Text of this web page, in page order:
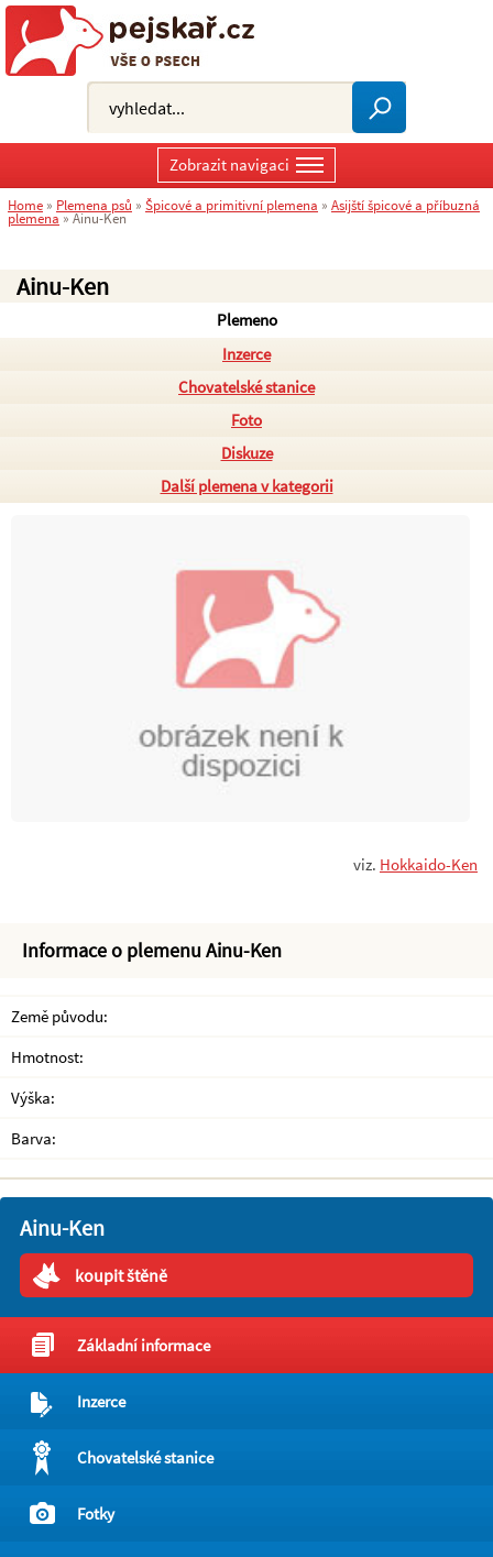
Ainu-Ken
Plemeno
Inzerce
Chovatelské stanice
Foto
Diskuze
Další plemena v kategorii
viz. Hokkaido-Ken
Informace o plemenu Ainu-Ken
Země původu:
Hmotnost:
Výška:
Barva:
Ainu-Ken
koupit štěně
Základní informace
Inzerce
Chovatelské stanice
Fotky
Zobrazit navigaci
Home » Plemena psů » Špicové a primitivní plemena » Asijští špicové a příbuzná
plemena»Ainu-Ken